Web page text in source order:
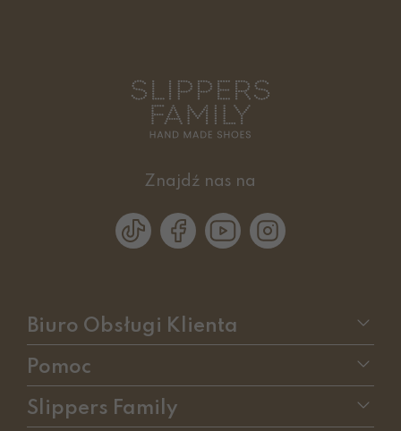
Znajdź nas na
Biuro Obsługi Klienta
Pomoc
Slippers Family